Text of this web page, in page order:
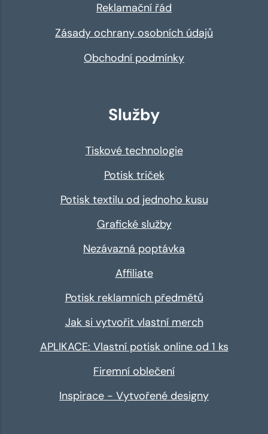
Reklamační řád
Zásady ochrany osobních údajů
Obchodní podmínky
Služby
Tiskové technologie
Potisk triček
Potisk textilu od jednoho kusu
Grafické služby
Nezávazná poptávka
Affiliate
Potisk reklamních předmětů
Jak si vytvořit vlastní merch
APLIKACE: Vlastní potisk online od 1 ks
Firemní oblečení
Inspirace - Vytvořené designy